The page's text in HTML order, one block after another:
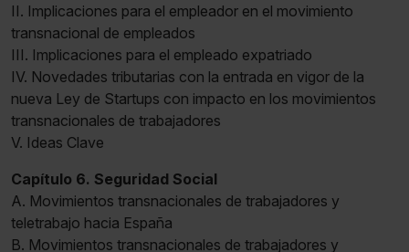
II. Implicaciones para el empleador en el movimiento
transnacional de empleados
III. Implicaciones para el empleado expatriado
IV. Novedades tributarias con la entrada en vigor de la
nueva Ley de Startups con impacto en los movimientos
transnacionales de trabajadores
V. Ideas Clave
Capítulo 6. Seguridad Social
A. Movimientos transnacionales de trabajadores y
teletrabajo hacia España
B. Movimientos transnacionales de trabajadores y